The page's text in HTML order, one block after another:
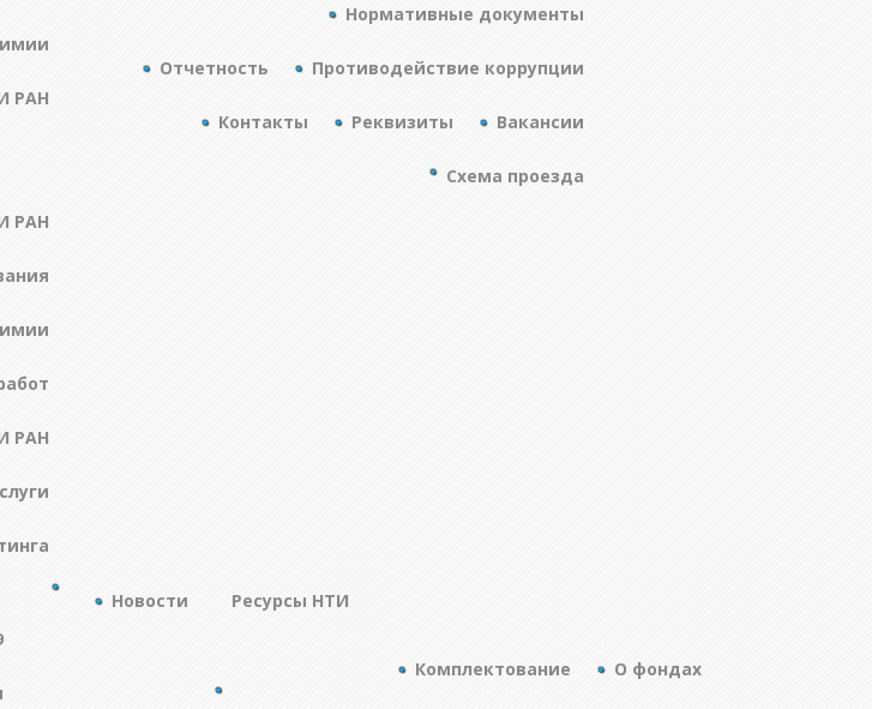
Нормативные документы
Противодействие коррупции
Отчетность
Вакансии
Реквизиты
Контакты
Схема проезда
РАН
РАН
РАН
Ресурсы НТИ
О фондах
Комплектование
Новости